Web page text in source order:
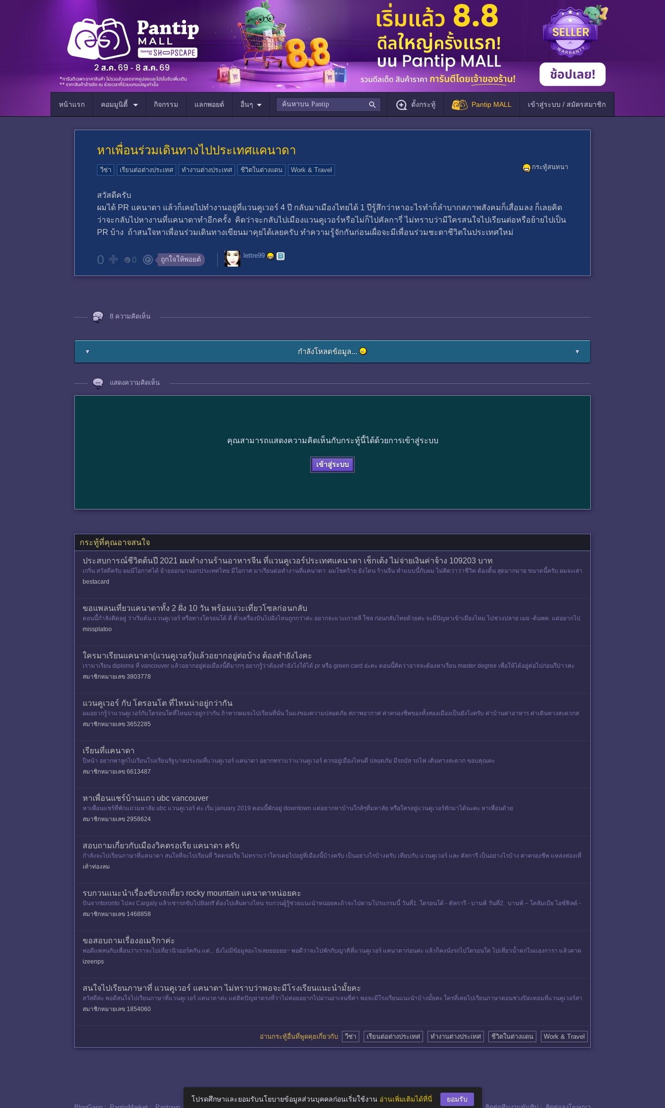
หน้าแรก คอมมูนิตี้ กิจกรรม แลกพอยต์ อื่นๆ ตั้งกระทู้ Pantip MALL เข้าสู่ระบบ / สมัครสมาชิก
หาเพื่อนร่วมเดินทางไปประเทศแคนาดา
กระทู้สนทนา
วีซ่า เรียนต่อต่างประเทศ ทำงานต่างประเทศ ชีวิตในต่างแดน Work & Travel
สวัสดีครับ
ผมได้ PR แคนาดา แล้วก็เคยไปทำงานอยู่ที่แวนคูเวอร์ 4 ปี กลับมาเมืองไทยได้ 1 ปีรู้สึกว่าหาอะไรทำก็ลำบากสภาพสังคมก็เสื่อมลง ก็เลยคิด
ว่าจะกลับไปหางานที่แคนาดาทำอีกครั้ง คิดว่าจะกลับไปเมืองแวนคูเวอร์หรือไม่ก็ไปคัลการี่ ไม่ทราบว่ามีใครสนใจไปเรียนต่อหรือย้ายไปเป็น
PR บ้าง ถ้าสนใจหาเพื่อนร่วมเดินทางเขียนมาคุยได้เลยครับ ทำความรู้จักกันก่อนเผื่อจะมีเพื่อนร่วมชะตาชีวิตในประเทศใหม่
0 0 ถูกใจให้พอยต์ lettre99
8 ความคิดเห็น
▼ กำลังโหลดข้อมูล... ▼
แสดงความคิดเห็น
คุณสามารถแสดงความคิดเห็นกับกระทู้นี้ได้ด้วยการเข้าสู่ระบบ
เข้าสู่ระบบ
กระทู้ที่คุณอาจสนใจ
ประสบการณ์ชีวิตต้นปี 2021 ผมทำงานร้านอาหารจีน ที่แวนคูเวอร์ประเทศแคนาดา เช็กเด้ง ไม่จ่ายเงินค่าจ้าง 109203 บาท
เกริ่น สวัสดีครับ ผมมีโอกาศได้ ย้ายออกมานอกประเทศไทย มีโอกาศ มาเรียนต่อทำงานที่แคนาดา ผมโชคร้าย ยังโดน ร้านจีน ทำแบบนี้กับผม ไม่คิดว่าว่าชีวิต ต้องดิ้น สุดมากมาย ขนาดนี้ครับ ผมจะเล่า
วันแรกที่เร
bestacard
ขอแพลนเที่ยวแคนาดาทั้ง 2 ฝั่ง 10 วัน พร้อมแวะเที่ยวโซลก่อนกลับ
ตอนนี้กำลังคิดอยู่ ว่าเริ่มต้น แวนคูเวอร์ หรือทางโตรอนโต้ ดี ตั๋วเครื่องบินไปฝั่งไหนถูกกว่าค่ะ อยากจะแวะเกาหลี โซล ก่อนกลับไทยด้วยค่ะ จะมีปัญหาเข้าเมืองไหม ไปช่วงปลาย เมย -ต้นพค. แต่อยากไป
ช่วงปลายหนาว
missplatoo
ใครมาเรียนแคนาดา(แวนคูเวอร์)แล้วอยากอยู่ต่อบ้าง ต้องทำยังไงคะ
เรามาเรียน diploma ที่ vancouver แล้วอยากอยู่ต่อเมืองนี้ดีมากๆ อยากรู้ว่าต้องทำยังไงให้ได้ pr หรือ green card อ่ะคะ ตอนนี้คิดว่าอาจจะต้องหาเรียน master degree เพื่อให้ได้อยู่ต่อไปก่อนรึป่าวคะ
สมาชิกหมายเลข 3803778
แวนคูเวอร์ กับ โตรอนโต ที่ไหนน่าอยู่กว่ากัน
ผมอยากรู้ว่าแวนคูเวอร์กับโตรอนโตที่ไหนน่าอยู่กว่ากัน ถ้าหากผมจะไปเรียนที่นั่น ในแง่ของความปลอดภัย สภาพอากาศ ค่าครองชีพของทั้งสองเมืองเป็นยังไงครับ ค่าบ้านค่าอาหาร ค่าเดินทางสะดวกส
บายมั้ย ที่ไหนแพงกว่า
สมาชิกหมายเลข 3652285
เรียนที่แคนาดา
ปีหน้า อยากพาลูกไปเรียนโรงเรียนรัฐบาลประถมที่แวนคูเวอร์ แคนาดา อยากทราบว่าแวนคูเวอร์ ควรอยู่เมืองไหนดี ปลอดภัย มีรถบัส รถไฟ เดินทางสะดวก ขอบคุณคะ
สมาชิกหมายเลข 6613487
หาเพื่อนแชร์บ้านแถว ubc vancouver
หาเพื่อนแชร์ที่พักแถวมหาลัย ubc แวนคูเวอร์ ค่ะ เริ่ม january 2019 ตอนนี้พักอยู่ downtown แต่อยากหาบ้านใกล้ๆที่มหาลัย หรือใครอยู่แวนคูเวอร์ทักมาได้นะคะ หาเพื่อนด้วย
สมาชิกหมายเลข 2958624
สอบถามเกี่ยวกับเมืองวิคตรอเรีย แคนาดา ครับ
กำลังจะไปเรียนภาษาที่แคนาดา สนใจที่จะไปเรียนที่ วิคตรอเรีย ไม่ทราบว่าใครเคยไปอยู่ที่เมืองนี้บ้างครับ เป็นอย่างไรบ้างครับ เทียบกับ แวนคูเวอร์ และ คัลการี เป็นอย่างไรบ้าง ค่าครองชีพ แหล่งท่องเที่
ยว ฯล
เท้าท่องลม
รบกวนแนะนำเรื่องขับรถเที่ยว rocky mountain แคนาดาหน่อยคะ
บินจากtoronto ไปลง Cargaly แล้วเช่ารถขับไปBanff ต้องไปเส้นทางไหน รบกวนผู้รู้ช่วยแนะนำหน่อยคะถ้าจะไปตามโปรแกรมนี้ วันที่1. โตรอนโต้ - คัลการี - บานฟ์ วันที่2. บานฟ์ – โคลัมเบีย ไอซ์ฟิลด์ -
สมาชิกหมายเลข 1468858
ขอสอบถามเรื่องอเมริกาค่ะ
พอดีแพลนกับเพื่อนว่าเราจะไปเที่ยวนิวยอร์คกัน แต่... ยังไม่มีข้อมูลอะไรเลยยยยยย~ พอดีว่าจะไปพักกับญาติที่แวนคูเวอร์ แคนาดาก่อนค่ะ แล้วก็คงนั่งรถไปโตรอนโต ไปเที่ยวน้ำตกไนแองการา แล้วคาด
ว่าจะนั่งรถมาต่อท
izeenps
สนใจไปเรียนภาษาที่ แวนคูเวอร์ แคนาดา ไม่ทราบว่าพอจะมีโรงเรียนแนะนำมั้ยคะ
สวัสดีค่ะ พอดีสนใจไปเรียนภาษาที่แวนคูเวอร์ แคนาดาค่ะ แต่ติดปัญหาตรงที่ว่าไม่ค่อยอยากไปผ่านอาเจนซี่ค่า พอจะมีโรงเรียนแนะนำบ้างมั้ยคะ ใครที่เคยไปเรียนภาษาตอนช่วงปิดเทอมที่แวนคูเวอร์สา
มารถแนะนำได้นะคะ ข
สมาชิกหมายเลข 1854060
อ่านกระทู้อื่นที่พูดคุยเกี่ยวกับ วีซ่า เรียนต่อต่างประเทศ ทำงานต่างประเทศ ชีวิตในต่างแดน Work & Travel
โปรดศึกษาและยอมรับนโยบายข้อมูลส่วนบุคคลก่อนเริ่มใช้งาน อ่านเพิ่มเติมได้ที่นี่ ยอมรับ